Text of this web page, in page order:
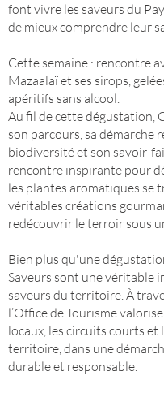
font vivre les saveurs du
de mieux comprendre leur
Cette semaine : rencontre
Mazaalaï et ses sirops,
apéritifs sans alcool.
Au fil de cette dégustation,
son parcours, sa démarche
biodiversité et son savoir-
rencontre inspirante pour
les plantes aromatiques se
véritables créations
redécouvrir le terroir sous
Bien plus qu'une
Saveurs sont une véritable
saveurs du territoire. À
l’Office de Tourisme
locaux, les circuits courts et
territoire, dans une
durable et responsable.